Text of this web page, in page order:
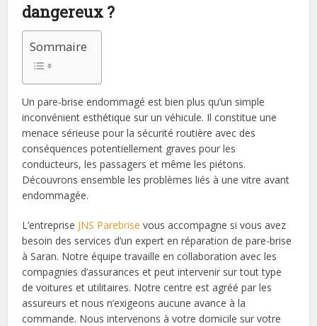
dangereux ?
Sommaire
Un pare-brise endommagé est bien plus qu’un simple
inconvénient esthétique sur un véhicule. Il constitue une
menace sérieuse pour la sécurité routière avec des
conséquences potentiellement graves pour les
conducteurs, les passagers et même les piétons.
Découvrons ensemble les problèmes liés à une vitre avant
endommagée.
L’entreprise JNS Parebrisevous accompagne si vous avez
besoin des services d’un expert en réparation de pare-brise
à Saran. Notre équipe travaille en collaboration avec les
compagnies d’assurances et peut intervenir sur tout type
de voitures et utilitaires. Notre centre est agréé par les
assureurs et nous n’exigeons aucune avance à la
commande. Nous intervenons à votre domicile sur votre